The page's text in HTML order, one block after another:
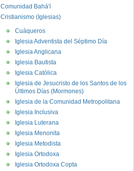
Comunidad Bahá'í
Cristianismo (Iglesias)
Cuáqueros
Iglesia Adventista del Séptimo Día
Iglesia Anglicana
Iglesia Bautista
Iglesia Católica
Iglesia de Jesucristo de los Santos de los
Últimos Días (Mormones)
Iglesia de la Comunidad Metropolitana
Iglesia Inclusiva
Iglesia Luterana
Iglesia Menonita
Iglesia Metodista
Iglesia Ortodoxa
Iglesia Ortodoxa Copta